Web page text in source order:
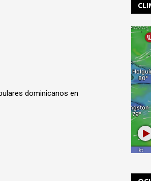
dominicanos en